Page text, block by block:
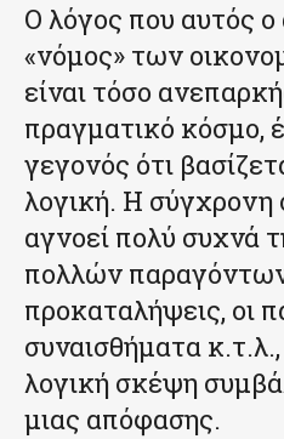
Ο λόγος που αυτός
«νόμος» των
είναι τόσο
πραγματικό κόσμο,
γεγονός ότι
λογική. Η σύγχρονη
αγνοεί πολύ συχνά
πολλών
προκαταλήψεις, οι
συναισθήματα
λογική σκέψη
μιας απόφασης.